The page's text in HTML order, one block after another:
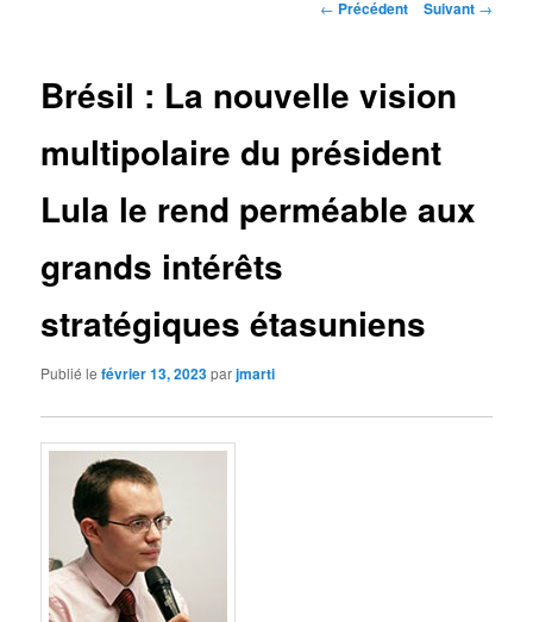
Navigation
← Précédent Suivant →
Brésil : La nouvelle vision
multipolaire du président
Lula le rend perméable aux
grands intérêts
stratégiques étasuniens
Publié lefévrier 13, 2023parjmarti